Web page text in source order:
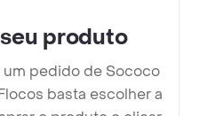
produto
um pedido de Sococo
basta escolher a